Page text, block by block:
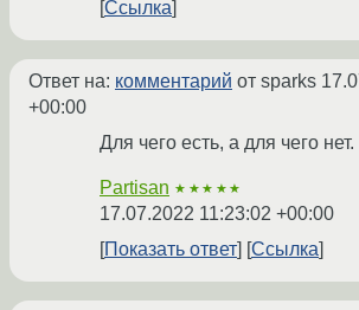
Ссылка
Ответ на: комментарий от sparks
+00:00
Для чего есть, а для чего нет.
Partisan ★★★★★
17.07.2022 11:23:02 +00:00
Показать ответ
Ссылка